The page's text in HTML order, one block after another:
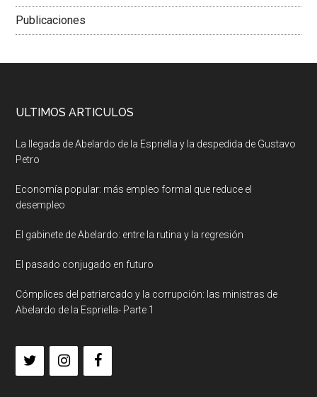
Publicaciones
ULTIMOS ARTICULOS
La llegada de Abelardo de la Espriella y la despedida de Gustavo
Petro
Economía popular: más empleo formal que reduce el
desempleo
El gabinete de Abelardo: entre la rutina y la regresión
El pasado conjugado en futuro
Cómplices del patriarcado y la corrupción: las ministras de
Abelardo de la Espriella- Parte 1